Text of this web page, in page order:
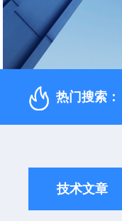
热门搜索：
技术文章